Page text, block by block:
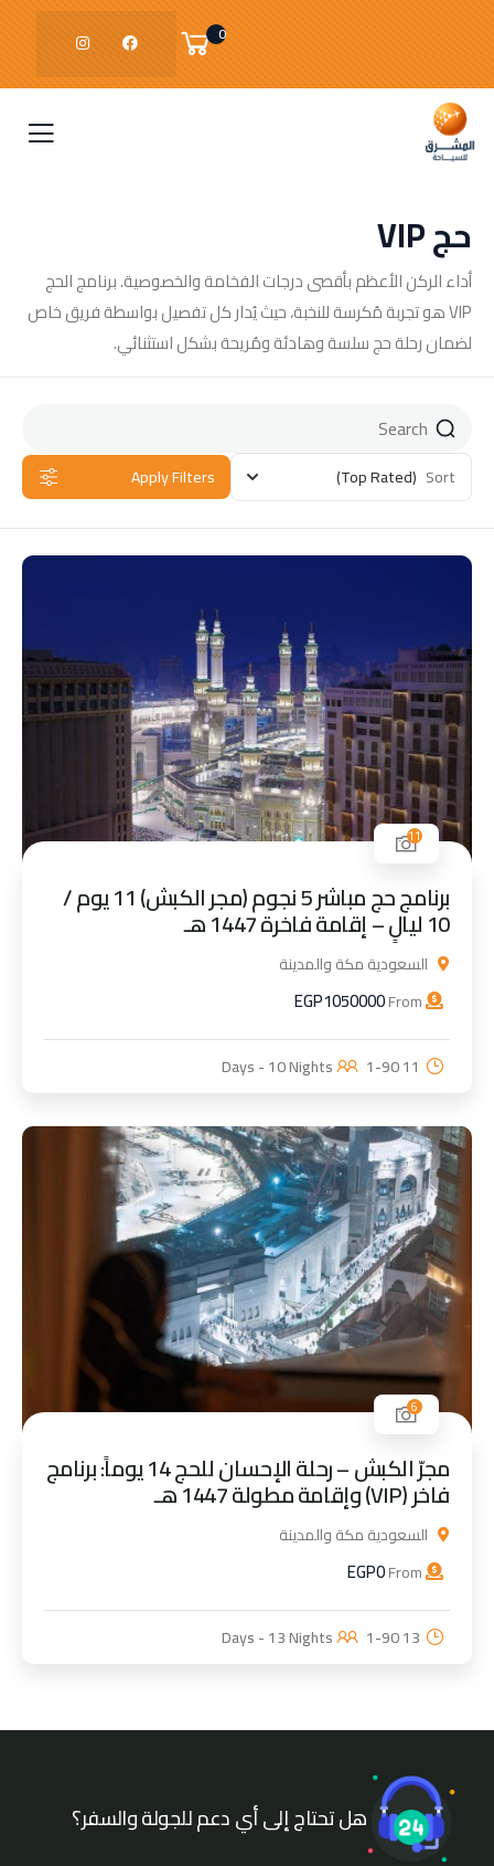
0
حج VIP
أداء الركن الأعظم بأقصى درجات الفخامة والخصوصية. برنامج الحج
VIP هو تجربة مُكرسة للنخبة، حيث يُدار كل تفصيل بواسطة فريق خاص
لضمان رحلة حج سلسة وهادئة ومُريحة بشكل استثنائي.
Sort
(Top Rated)
Apply Filters
11
برنامج حج مباشر 5 نجوم (مجر الكبش) 11 يوم /
10 ليالٍ – إقامة فاخرة 1447 هـ
السعودية مكة والمدينة
EGP1050000
11 Days - 10 Nights
1-90
6
مجرّ الكبش – رحلة الإحسان للحج 14 يوماً: برنامج
فاخر (VIP) وإقامة مطولة 1447 هـ
السعودية مكة والمدينة
EGP0
13 Days - 13 Nights
1-90
هل تحتاج إلى أي دعم للجولة والسفر؟